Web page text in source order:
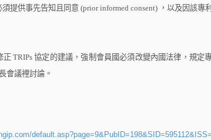
提供事先告知且同意 (prior informed consent) ，以及因該專
正 TRIPs協定的建議，強制會員國必須改變內國法律，規定
會議裡討論。